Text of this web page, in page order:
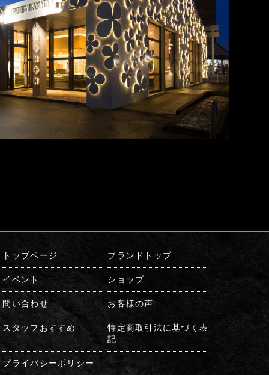
トップページ ブランドトップ
イベント ショップ
問い合わせ お客様の声
スタッフおすすめ
特定商取引法に基づく表
記
プライバシーポリシー